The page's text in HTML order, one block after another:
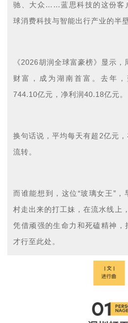
驰、大众……蓝思科技的这份客
球消费科技与智能出行产业的半
《2026胡润全球富豪榜》显示，
财富，成为湖南首富。去年
744.10亿元，净利润40.18亿元。
换句话说，平均每天有超 2亿元
流转。
而谁能想到，这位“玻璃女王”
村走出来的打工妹，在流水线上
凭借顽强的生命力和死磕精神，
才行至此处。